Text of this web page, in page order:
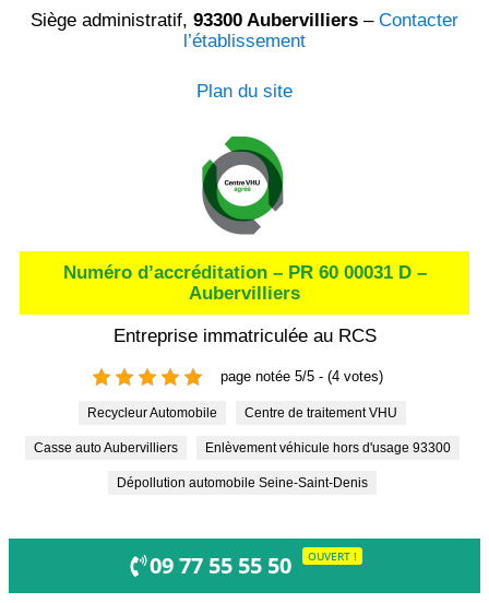
Siège administratif, 93300 Aubervilliers – Contacter
l’établissement
Plan du site
Numéro d’accréditation – PR 60 00031 D –
Aubervilliers
Entreprise immatriculée au RCS
page notée 5/5 - (4 votes)
Recycleur Automobile Centre de traitement VHU
Casse auto Aubervilliers Enlèvement véhicule hors d'usage 93300
Dépollution automobile Seine-Saint-Denis
09 77 55 55 50 OUVERT !